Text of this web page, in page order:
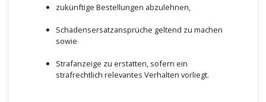
zukünftige Bestellungen abzulehnen,
Schadensersatzansprüche geltend zu machen
sowie
Strafanzeige zu erstatten, sofern ein
strafrechtlich relevantes Verhalten vorliegt.